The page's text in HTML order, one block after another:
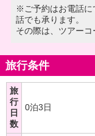
※ご予約はお電話に
話でも承ります。
その際は、ツアーコ
旅行条件
旅
行
日
数
0泊3日